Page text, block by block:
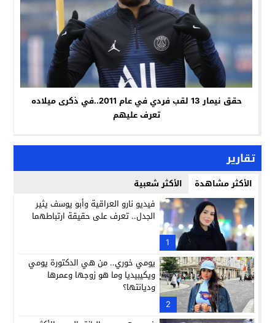
حقق نيمار 13 لقب فردي في عام 2011..في ذكرى ميلاده
تعرف عليهم
تقارير
الأكثر مشاهدة الأكثر شعبية
1
فيديو نارو العراقية وأبو يوسف يثير
الجدل.. تعرف على حقيقة ارتباطهما
2
يومي خوري.. من هي الدكتورة يومي
ويكيبيديا وما هو زوجها وعمرها
وديانتها؟